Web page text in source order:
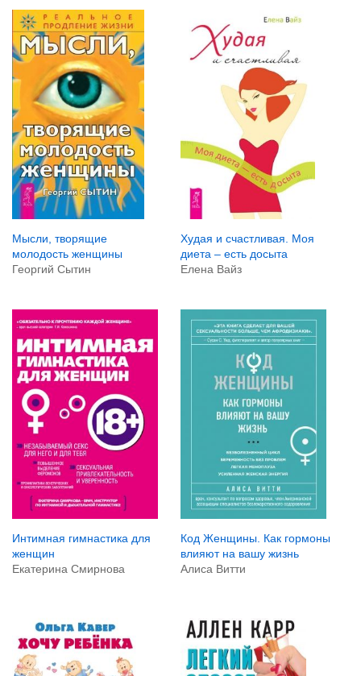
Мысли, творящие
молодость женщины
Георгий Сытин
Худая и счастливая. Моя
диета – есть досыта
Елена Вайз
Интимная гимнастика для
женщин
Екатерина Смирнова
Код Женщины. Как гормоны
влияют на вашу жизнь
Алиса Витти